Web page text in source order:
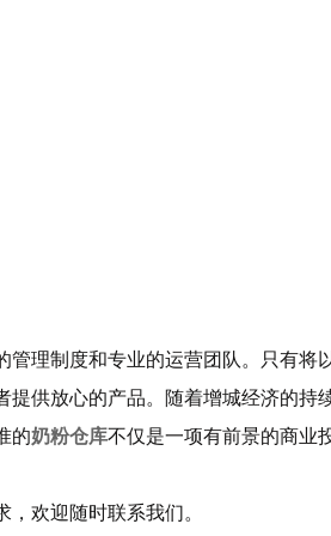
理制度和专业的运营团队。只有将
提供放心的产品。随着增城经济的持
的奶粉仓库不仅是一项有前景的商业
欢迎随时联系我们。